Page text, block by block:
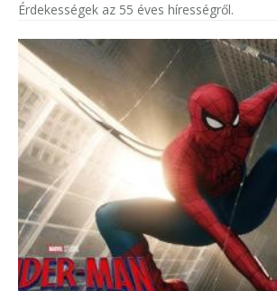
Érdekességek az 55 éves hírességről.